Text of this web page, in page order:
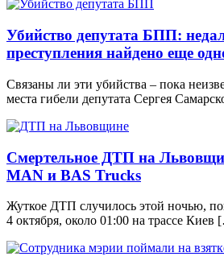
Убийство депутата БПП:
преступления найдено еще
Связаны ли эти убийства – пока
места гибели депутата Сергея
Смертельное ДТП на
MAN и BAS Trucks
Жуткое ДТП случилось этой ночью,
4 октября, около 01:00 на трассе